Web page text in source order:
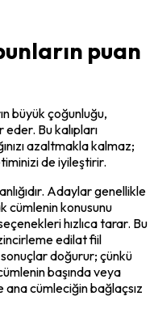
puan
büyük çoğunluğu,
Bu kalıpları
azaltmakla kalmaz;
de iyileştirir.
Adaylar genellikle
cümlenin konusunu
hızlıca tarar. Bu
edilat fiil
doğurur; çünkü
başında veya
cümleciğin bağlaçsız